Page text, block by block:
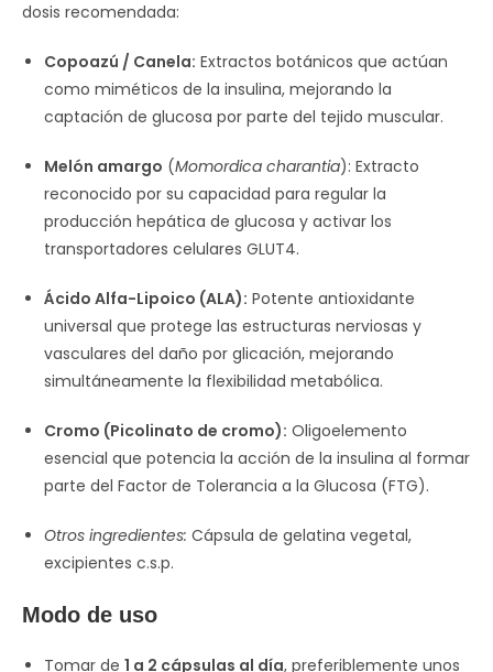
dosis recomendada:
Copoazú / Canela: Extractos botánicos que actúan
como miméticos de la insulina, mejorando la
captación de glucosa por parte del tejido muscular.
Melón amargo (Momordica charantia): Extracto
reconocido por su capacidad para regular la
producción hepática de glucosa y activar los
transportadores celulares GLUT4.
Ácido Alfa-Lipoico (ALA): Potente antioxidante
universal que protege las estructuras nerviosas y
vasculares del daño por glicación, mejorando
simultáneamente la flexibilidad metabólica.
Cromo (Picolinato de cromo): Oligoelemento
esencial que potencia la acción de la insulina al formar
parte del Factor de Tolerancia a la Glucosa (FTG).
Otros ingredientes: Cápsula de gelatina vegetal,
excipientes c.s.p.
Modo de uso
Tomar de 1 a 2 cápsulas al día, preferiblemente unos